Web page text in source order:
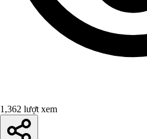
1,362 lượt xem